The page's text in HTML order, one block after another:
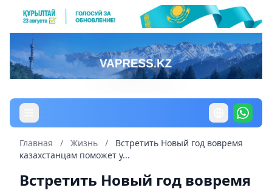
Главная / Жизнь /
Встретить Новый год вовремя
казахстанцам поможет у...
Встретить Новый год вовремя